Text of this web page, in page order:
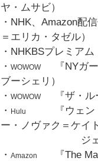
ヤ・ムサビ）
・NHK、Amazon配
＝エリカ・タゼル）
・NHKBSプレミア
・ WOWOW
『NYガ
ブーシェリ）
・ WOWOW
『ザ・
・
Hulu
『ウェ
ー・ノヴァク＝ケイ
ジェンキ
・ Amazon
『The